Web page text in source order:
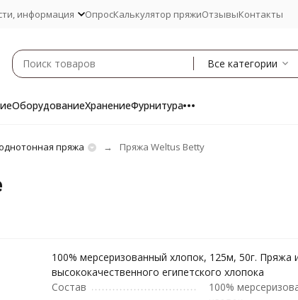
информация ОпросКалькулятор пряжиОтзывыКонтакты
Все категории
ОборудованиеХранениеФурнитура
пряжа Пряжа Weltus Betty
100% мерсеризованный хлопок, 125м, 50г. Пряжа
высококачественного египетского хлопока
Состав
100%